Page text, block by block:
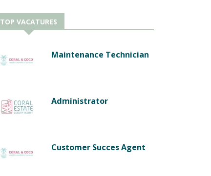
TOP VACATURES
Maintenance Technician
Administrator
Customer Succes Agent